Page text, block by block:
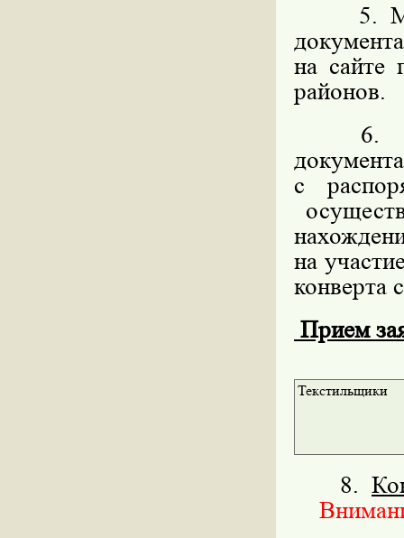
5.
на
районов.
6.
с
на
конверта
Прием
Текстильщики
8.